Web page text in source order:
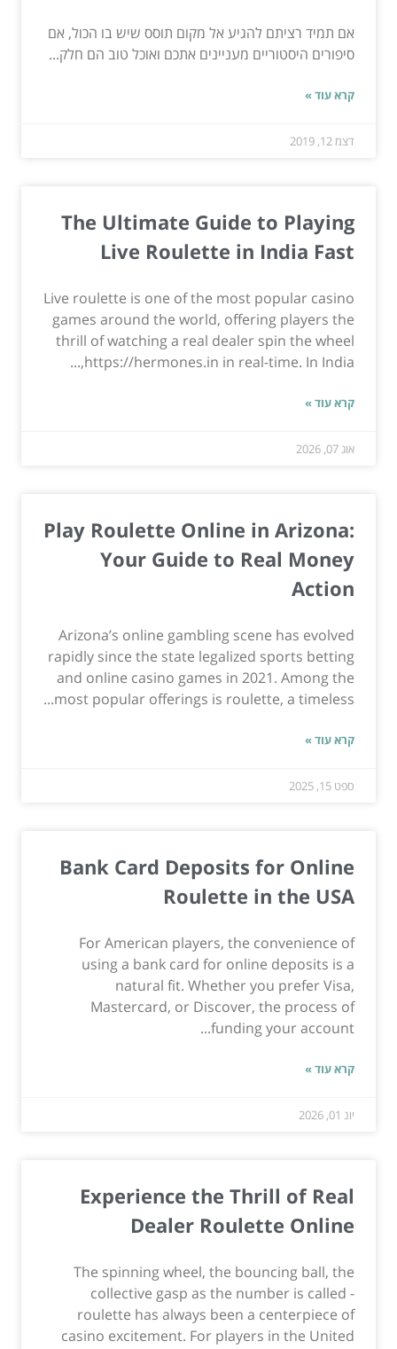
אם תמיד רציתם להגיע אל מקום תוסס שיש בו הכול, אם
סיפורים היסטוריים מעניינים אתכם ואוכל טוב הם חלק...
קרא עוד »
דצמ 12, 2019
The Ultimate Guide to Playing
Live Roulette in India Fast
Live roulette is one of the most popular casino
games around the world, offering players the
thrill of watching a real dealer spin the wheel
https://hermones.in in real-time. In India,...
קרא עוד »
אוג 07, 2026
Play Roulette Online in Arizona:
Your Guide to Real Money
Action
Arizona’s online gambling scene has evolved
rapidly since the state legalized sports betting
and online casino games in 2021. Among the
most popular offerings is roulette, a timeless...
קרא עוד »
ספט 15, 2025
Bank Card Deposits for Online
Roulette in the USA
For American players, the convenience of
using a bank card for online deposits is a
natural fit. Whether you prefer Visa,
Mastercard, or Discover, the process of
funding your account...
קרא עוד »
יונ 01, 2026
Experience the Thrill of Real
Dealer Roulette Online
The spinning wheel, the bouncing ball, the
collective gasp as the number is called -
roulette has always been a centerpiece of
casino excitement. For players in the United